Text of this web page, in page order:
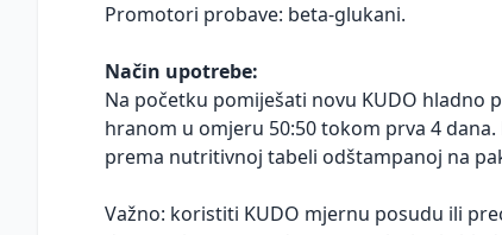
Promotori probave: beta-glukani.
Način upotrebe:
Na početku pomiješati novu KUDO hladno
hranom u omjeru 50:50 tokom prva 4
prema nutritivnoj tabeli odštampanoj na
Važno: koristiti KUDO mjernu posudu ili